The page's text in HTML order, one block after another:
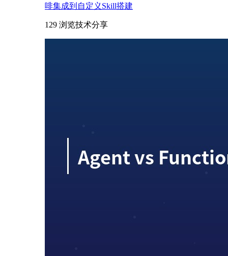
啡集成到自定义Skill搭建
129 浏览技术分享